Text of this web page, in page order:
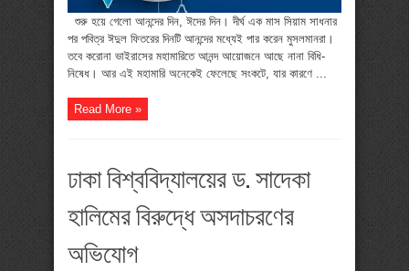
শুরু হয়ে গেলো আনন্দের দিন, ঈদের দিন। দীর্ঘ এক মাস সিয়াম সাধনার
পর পবিত্র ঈদুল ফিতরের দিনটি আনন্দের মধ্যেই পার করেন মুসলমানরা।
তবে করোনা ভাইরাসের মহামারিতে আনন্দ আয়োজনে আছে নানা বিধি-
নিষেধ। আর এই মহামারি অনেকেই ফেলেছে সংকটে, যার কারণে ...
Read More »
ঢাকা বিশ্ববিদ্যালয়ের ড. সাদেকা
হালিমের বিরুদ্ধে অসদাচরণের
অভিযোগ